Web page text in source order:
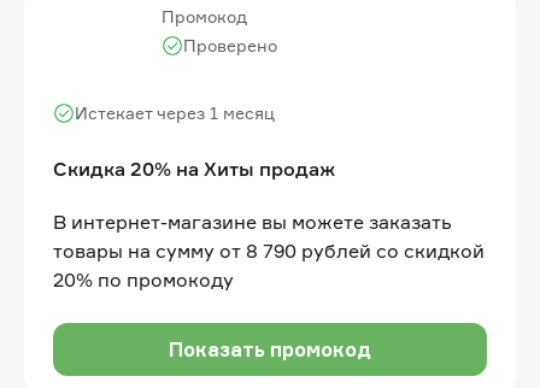
Промокод
Скидка 20% на Хиты продаж
Истекает через 1 месяц
Проверено
В интернет-магазине вы можете заказать
товары на сумму от 8 790 рублей со скидкой
20% по промокоду
Показать промокод